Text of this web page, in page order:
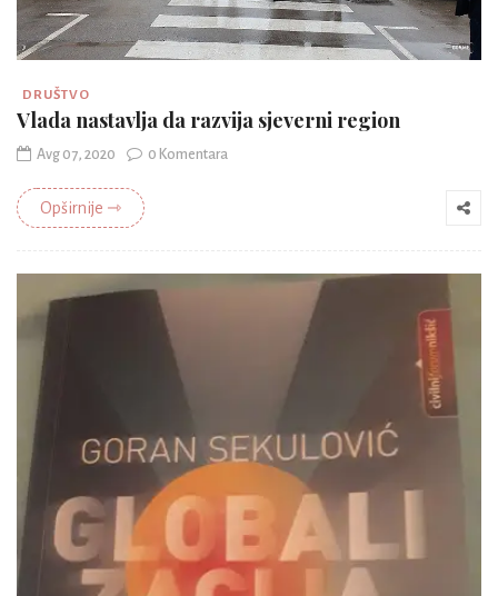
DRUŠTVO
Vlada nastavlja da razvija sjeverni region
Avg 07, 2020 0 Komentara
Opširnije ⇾